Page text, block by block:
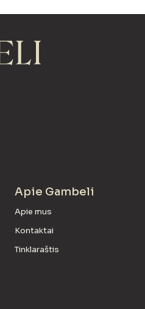
Apie Gambeli
Apie mus
Kontaktai
Tinklaraštis